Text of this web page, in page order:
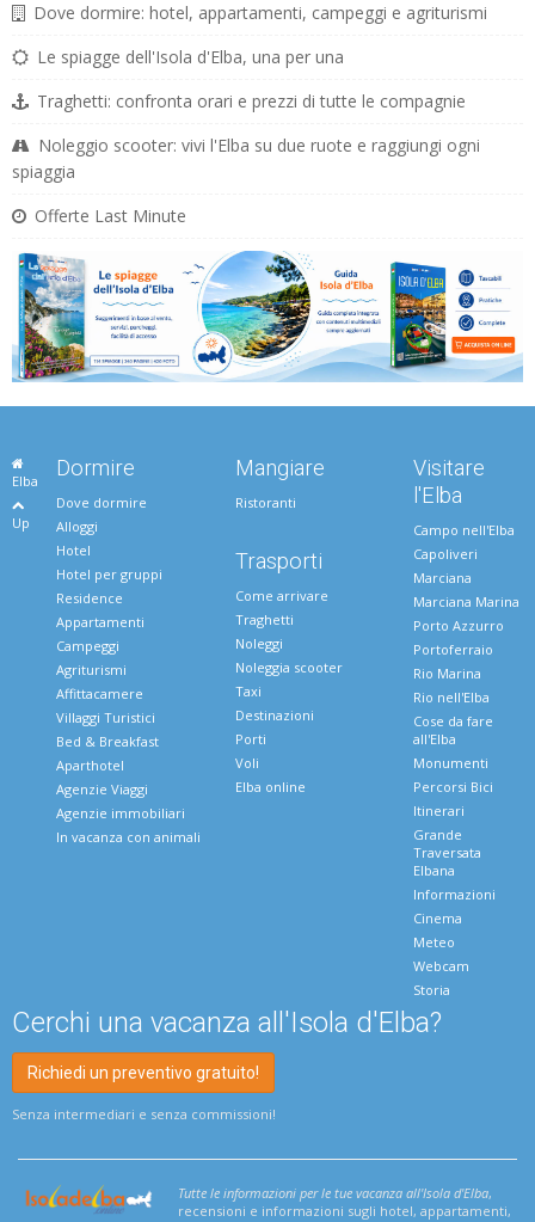
Dove dormire: hotel, appartamenti, campeggi e agriturismi
Le spiagge dell'Isola d'Elba, una per una
Traghetti: confronta orari e prezzi di tutte le compagnie
Noleggio scooter: vivi l'Elba su due ruote e raggiungi ogni
spiaggia
Offerte Last Minute
Elba
Up
Dormire
Dove dormire
Alloggi
Hotel
Hotel per gruppi
Residence
Appartamenti
Campeggi
Agriturismi
Affittacamere
Villaggi Turistici
Bed & Breakfast
Aparthotel
Agenzie Viaggi
Agenzie immobiliari
In vacanza con animali
Mangiare
Ristoranti
Trasporti
Come arrivare
Traghetti
Noleggi
Noleggia scooter
Taxi
Destinazioni
Porti
Voli
Elba online
Visitare
l'Elba
Campo nell'Elba
Capoliveri
Marciana
Marciana Marina
Porto Azzurro
Portoferraio
Rio Marina
Rio nell'Elba
Cose da fare
all'Elba
Monumenti
Percorsi Bici
Itinerari
Grande
Traversata
Elbana
Informazioni
Cinema
Meteo
Webcam
Storia
Cerchi una vacanza all'Isola d'Elba?
Richiedi un preventivo gratuito!
Senza intermediari e senza commissioni!
Tutte le informazioni per le tue vacanza all'Isola d'Elba,
recensioni e informazioni sugli hotel, appartamenti,